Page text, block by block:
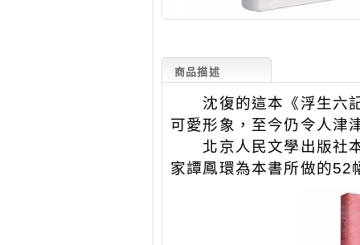
商品描述
沈復的這本《浮生六記
可愛形象，至今仍令人津
北京人民文學出版社本
家譚鳳環為本書所做的52